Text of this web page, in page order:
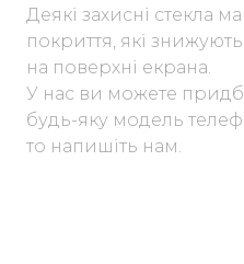
Деякі захисні стекла
покриття, які
на поверхні екрана.
У нас ви можете
будь-яку модель
то напишіть нам.